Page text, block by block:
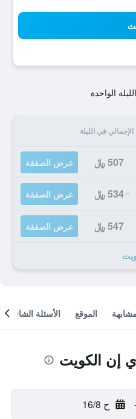
الواحدة
الإجمالي في الليلة
507 ﷼ عرض الصفقة
534 ﷼ عرض الصفقة
547 ﷼ عرض الصفقة
الموقع الأسئلة الشائعة
إن الكويت
ح 16/8